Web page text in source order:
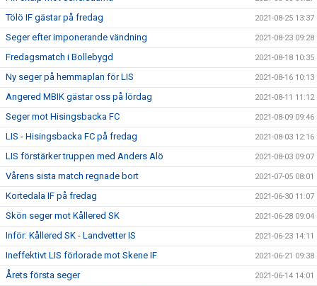
Tölö IF gästar på fredag 2021-08-25 13:37
Seger efter imponerande vändning 2021-08-23 09:28
Fredagsmatch i Bollebygd 2021-08-18 10:35
Ny seger på hemmaplan för LIS 2021-08-16 10:13
Angered MBIK gästar oss på lördag 2021-08-11 11:12
Seger mot Hisingsbacka FC 2021-08-09 09:46
LIS - Hisingsbacka FC på fredag 2021-08-03 12:16
LIS förstärker truppen med Anders Alö 2021-08-03 09:07
Vårens sista match regnade bort 2021-07-05 08:01
Kortedala IF på fredag 2021-06-30 11:07
Skön seger mot Kållered SK 2021-06-28 09:04
Inför: Kållered SK - Landvetter IS 2021-06-23 14:11
Ineffektivt LIS förlorade mot Skene IF 2021-06-21 09:38
Årets första seger 2021-06-14 14:01